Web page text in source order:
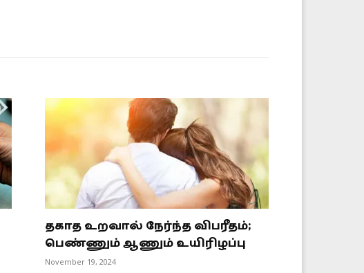
தகாத உறவால் நேர்ந்த விபரீதம்;
பெண்ணும் ஆணும் உயிரிழப்பு
November 19, 2024